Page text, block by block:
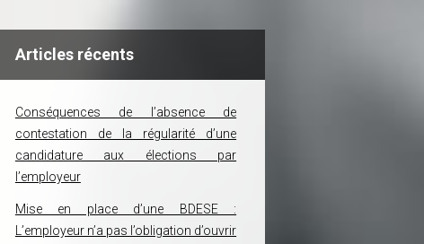
Articles récents
Conséquences de l’absence de
contestation de la régularité d’une
candidature aux élections par
l’employeur
Mise en place d’une BDESE :
L’employeur n’a pas l’obligation d’ouvrir